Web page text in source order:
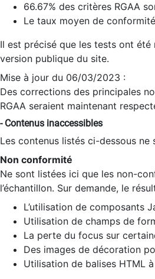
66.67% des critères RGAA
Le taux moyen de
Il est précisé que les tests ont
version publique du site.
Mise à jour du 06/03/2023 :
Des corrections des principales
RGAA seraient maintenant
- Contenus inaccessibles
Les contenus listés ci-dessous
Non conformité
Ne sont listées ici que les non-
l’échantillon. Sur demande, le
L’utilisation de composants
Utilisation de champs de
La perte du focus sur
Des images de décoration
Utilisation de balises HTML